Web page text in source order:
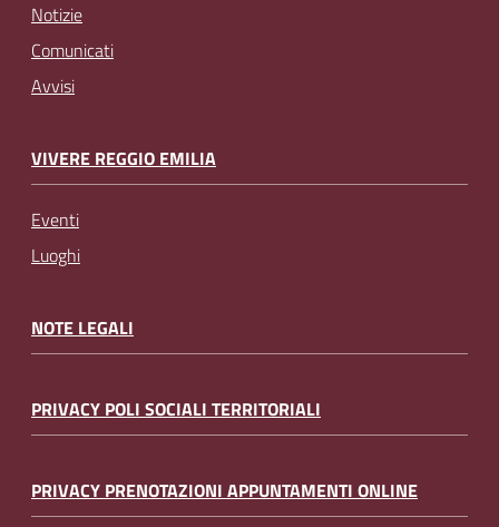
Notizie
Comunicati
Avvisi
VIVERE REGGIO EMILIA
Eventi
Luoghi
NOTE LEGALI
PRIVACY POLI SOCIALI TERRITORIALI
PRIVACY PRENOTAZIONI APPUNTAMENTI ONLINE